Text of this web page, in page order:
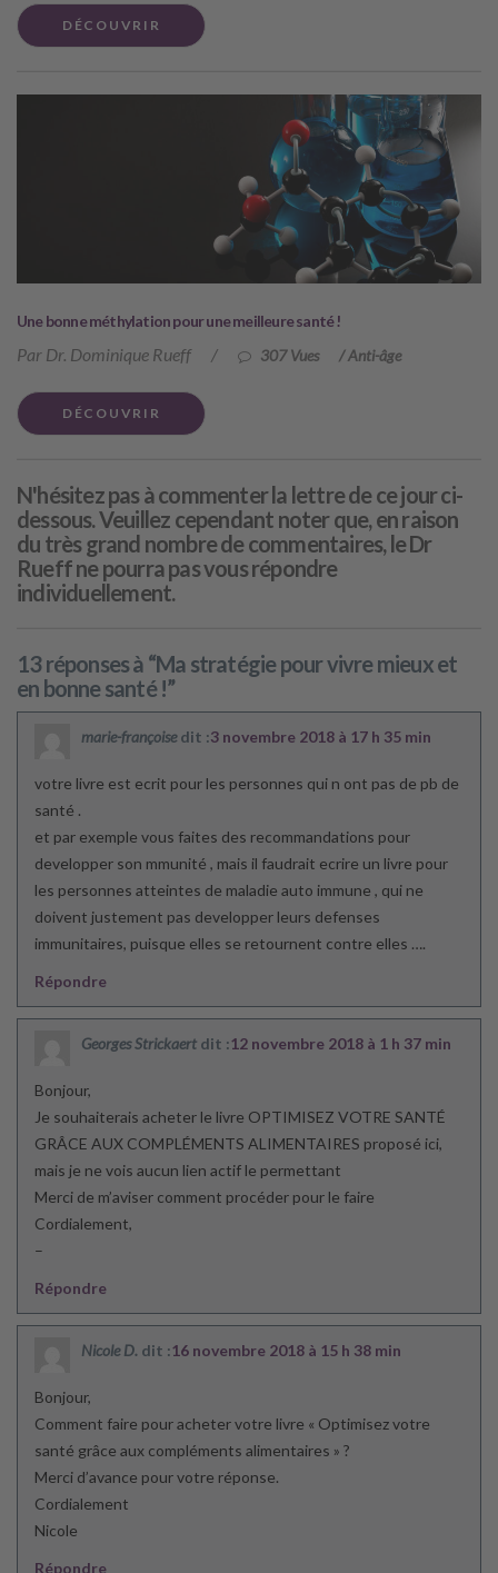
DÉCOUVRIR
Une bonne méthylation pour une meilleure santé !
Par Dr. Dominique Rueff / 307 Vues /Anti-âge
DÉCOUVRIR
N'hésitez pas à commenter la lettre de ce jour ci-
dessous. Veuillez cependant noter que, en raison
du très grand nombre de commentaires, le Dr
Rueff ne pourra pas vous répondre
individuellement.
13 réponses à “Ma stratégie pour vivre mieux et
en bonne santé !”
marie-françoise dit :3 novembre 2018 à 17 h 35 min
votre livre est ecrit pour les personnes qui n ont pas de pb de
santé .
et par exemple vous faites des recommandations pour
developper son mmunité , mais il faudrait ecrire un livre pour
les personnes atteintes de maladie auto immune , qui ne
doivent justement pas developper leurs defenses
immunitaires, puisque elles se retournent contre elles ….
Répondre
Georges Strickaert dit :12 novembre 2018 à 1 h 37 min
Bonjour,
Je souhaiterais acheter le livre OPTIMISEZ VOTRE SANTÉ
GRÂCE AUX COMPLÉMENTS ALIMENTAIRES proposé ici,
mais je ne vois aucun lien actif le permettant
Merci de m’aviser comment procéder pour le faire
Cordialement,
–
Répondre
Nicole D. dit :16 novembre 2018 à 15 h 38 min
Bonjour,
Comment faire pour acheter votre livre « Optimisez votre
santé grâce aux compléments alimentaires » ?
Merci d’avance pour votre réponse.
Cordialement
Nicole
Répondre